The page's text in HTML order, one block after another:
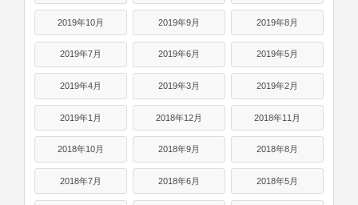
2019年10月 2019年9月 2019年8月
2019年7月 2019年6月 2019年5月
2019年4月 2019年3月 2019年2月
2019年1月 2018年12月 2018年11月
2018年10月 2018年9月 2018年8月
2018年7月 2018年6月 2018年5月